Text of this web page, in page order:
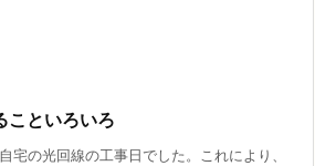
こといろいろ
宅の光回線の工事日でした。これにより、